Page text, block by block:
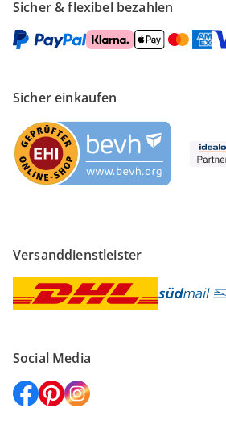
Sicher & flexibel bezahlen
Sicher einkaufen
Versanddienstleister
Social Media